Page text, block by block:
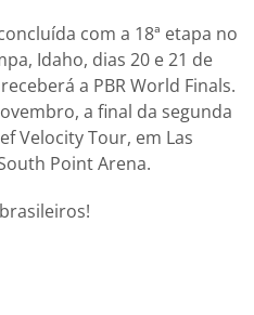
com a 18ª etapa no
Idaho, dias 20 e 21 de
a PBR World Finals.
a final da segunda
Velocity Tour, em Las
Point Arena.